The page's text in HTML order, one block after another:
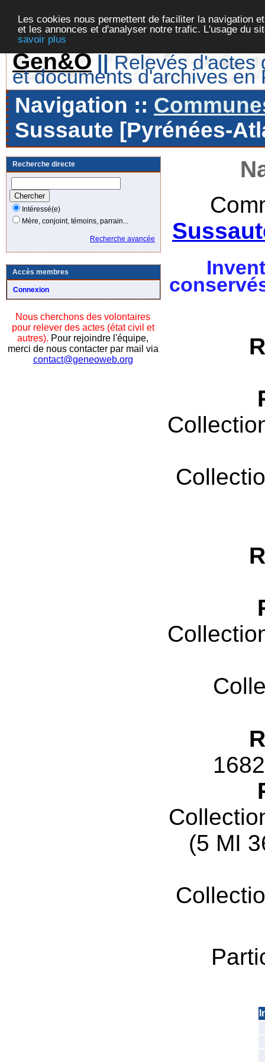
Les cookies nous permettent de faciliter la navigation
et les annonces et d'analyser notre trafic. L'usage du
savoir plus
Gen&O || Relevés d'actes
et documents d'archives en
Navigation ::
Sussaute [Pyrénées-
Recherche directe
Intéressé(e)
Mère, conjoint, témoins, parrain...
Recherche avancée
Accès membres
Connexion
Nous cherchons des volontaires
pour relever des actes (état civil et
autres). Pour rejoindre l'équipe,
merci de nous contacter par mail via
contact@geneoweb.org
(5 MI